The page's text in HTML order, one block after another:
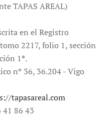
TAPAS AREAL)
en el Registro
2217, folio 1, sección
1ª.
nº 36, 36.204 - Vigo
tapasareal.com
86 43